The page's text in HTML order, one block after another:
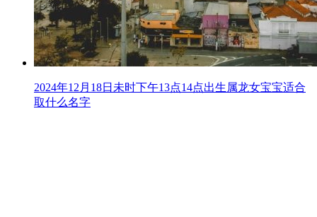
2024年12月18日未时下午13点14点出生属龙女宝宝适合
取什么名字